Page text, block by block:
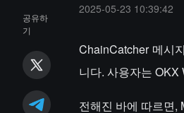
공유하
기
2025-05-23 10:39:42
ChainCatcher 메시
니다. 사용자는
전해진 바에 따르면